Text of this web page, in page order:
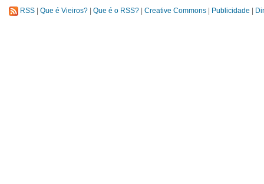
RSS Que é Vieiros? Que é o RSS? Creative Commons Publicidade